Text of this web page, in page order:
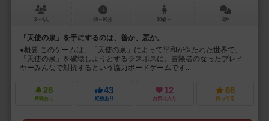
2～4人 60～90分 10歳～ 2件
「天使の泉」を手にするのは、善か、悪か。
●概要 このゲームは、「天使の泉」によって平和が保たれた世界で、
「天使の泉」を破壊しようとするラスボスに、冒険者のなったプレイ
ヤーみんなで対抗するという協力ボードゲームです...
28
興味あり
43
経験あり
12
お気に入り
66
持ってる